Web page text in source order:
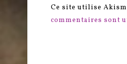
Ce site utilise
commentaires sont